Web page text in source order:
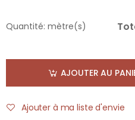
Quantité: mètre(s)
AJOUTER AU
Ajouter à ma liste d'envie